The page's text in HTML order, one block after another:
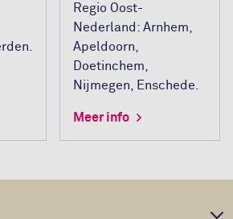
Regio Oost-
Nederland: Arnhem,
Apeldoorn,
Doetinchem,
Nijmegen, Enschede.
Meer info